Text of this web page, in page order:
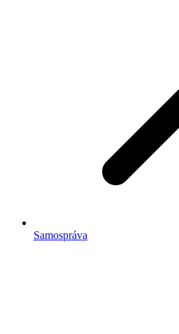
Samospráva